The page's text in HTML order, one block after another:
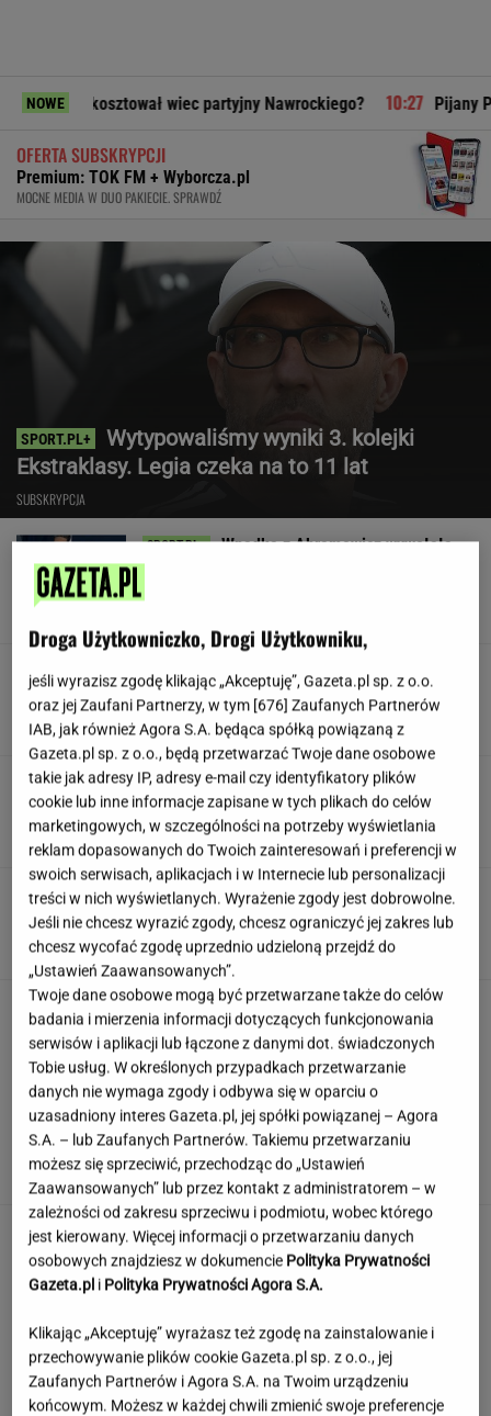
NOWE wiec partyjny Nawrockiego? Pijany Polak
OFERTA SUBSKRYPCJI
Premium: TOK FM + Wyborcza.pl
MOCNE MEDIA W DUO PAKIECIE. SPRAWDŹ
Wytypowaliśmy wyniki 3. kolejki
Ekstraklasy. Legia czeka na to 11 lat
SUBSKRYPCJA
Wpadka z Abramowicz wywołała
szum. U Świątek wydarzyło się coś
Koledzy z branży nie mieli litości dla Kłeczka.
"Odpiął wrotki"
Były szef PIP szuka pracy. Prosi
o radę. "Jakiej domagać się pensji?"
SUBSKRYPCJA
Atak na "rosyjski Amazon". Płonie centrum
logistyczne Wildberries w Jekaterynburgu
Duda ułaskawił Wąsika i
Kamińskiego, jego nie. "Skazał mnie Pan na
karę śmierci"
100 proc. obłożenia w samolotach. Wakacyjny
kierunek jest hitem
Droga Użytkowniczko, Drogi Użytkowniku,
jeśli wyrazisz zgodę klikając „Akceptuję”, Gazeta.pl sp. z o.o.
oraz jej Zaufani Partnerzy, w tym [676] Zaufanych Partnerów
IAB, jak również Agora S.A. będąca spółką powiązaną z
Gazeta.pl sp. z o.o., będą przetwarzać Twoje dane osobowe
takie jak adresy IP, adresy e-mail czy identyfikatory plików
cookie lub inne informacje zapisane w tych plikach do celów
marketingowych, w szczególności na potrzeby wyświetlania
reklam dopasowanych do Twoich zainteresowań i preferencji w
swoich serwisach, aplikacjach i w Internecie lub personalizacji
treści w nich wyświetlanych. Wyrażenie zgody jest dobrowolne.
Jeśli nie chcesz wyrazić zgody, chcesz ograniczyć jej zakres lub
chcesz wycofać zgodę uprzednio udzieloną przejdź do
„Ustawień Zaawansowanych”.
Twoje dane osobowe mogą być przetwarzane także do celów
badania i mierzenia informacji dotyczących funkcjonowania
serwisów i aplikacji lub łączone z danymi dot. świadczonych
Tobie usług. W określonych przypadkach przetwarzanie
danych nie wymaga zgody i odbywa się w oparciu o
uzasadniony interes Gazeta.pl, jej spółki powiązanej – Agora
S.A. – lub Zaufanych Partnerów. Takiemu przetwarzaniu
możesz się sprzeciwić, przechodząc do „Ustawień
Zaawansowanych” lub przez kontakt z administratorem – w
zależności od zakresu sprzeciwu i podmiotu, wobec którego
jest kierowany. Więcej informacji o przetwarzaniu danych
osobowych znajdziesz w dokumencie Polityka Prywatności
Gazeta.pl i Polityka Prywatności Agora S.A.
Klikając „Akceptuję” wyrażasz też zgodę na zainstalowanie i
przechowywanie plików cookie Gazeta.pl sp. z o.o., jej
Zaufanych Partnerów i Agora S.A. na Twoim urządzeniu
końcowym. Możesz w każdej chwili zmienić swoje preferencje